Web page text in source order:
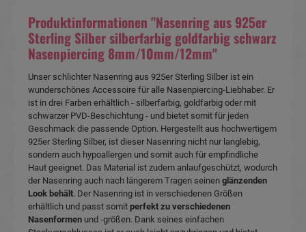
Produktinformationen "Nasenring aus 925er
Sterling Silber silberfarbig goldfarbig schwarz
Nasenpiercing 8mm/10mm/12mm"
Unser schlichter Nasenring aus 925er Sterling Silber ist ein
wunderschönes Accessoire für alle Nasenpiercing-Liebhaber. Er
ist in drei Farben erhältlich - silberfarbig, goldfarbig oder mit
schwarzer PVD-Beschichtung - und bietet somit für jeden
Geschmack die passende Option. Hergestellt aus hochwertigem
925er Sterling Silber, ist dieser Nasenring nicht nur langlebig,
sondern auch hypoallergen und somit auch für empfindliche
Haut geeignet. Das Material ist zudem anlaufgeschützt, wodurch
der Nasenring auch nach längerem Tragen seinen glänzenden
Look behält. Der Nasenring ist in verschiedenen Größen
erhältlich und passt somit perfekt zu verschiedenen
Nasenformen und -größen. Dank seines einfachen